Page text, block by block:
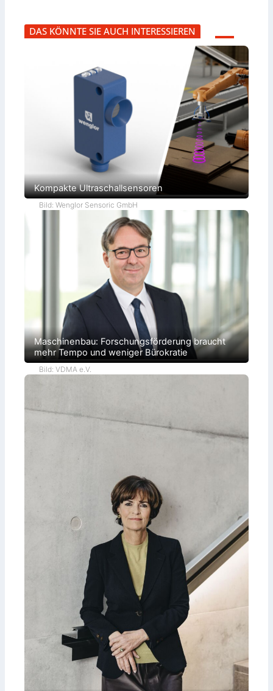
DAS KÖNNTE SIE AUCH INTERESSIEREN
Kompakte Ultraschallsensoren
Bild: Wenglor Sensoric GmbH
Maschinenbau: Forschungsförderung braucht
mehr Tempo und weniger Bürokratie
Bild: VDMA e.V.